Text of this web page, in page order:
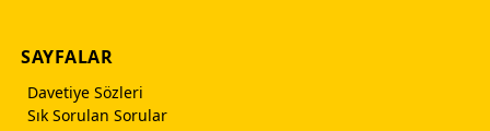
SAYFALAR
Davetiye Sözleri
Sık Sorulan Sorular